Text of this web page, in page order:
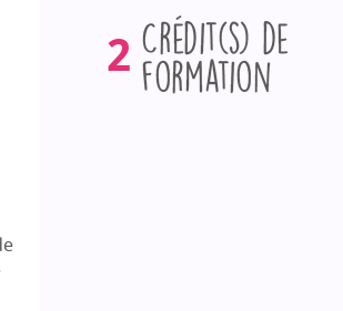
2
Crédits
de
formation